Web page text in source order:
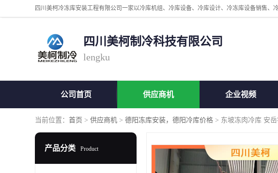
四川美柯制冷科技有限公司
lengku
公司首页 供应商机 企业视频
当前位置： 首页 > 供应商机 > 德阳冻库安装，德阳冷库价格 > 东坡冻肉冷库 安
产品分类 Product